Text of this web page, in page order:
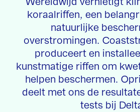
koraalriffen, een
natuurlijke
overstromingen.
produceert en
kunstmatige riffen om
helpen beschermen.
deelt met ons de
tests bij